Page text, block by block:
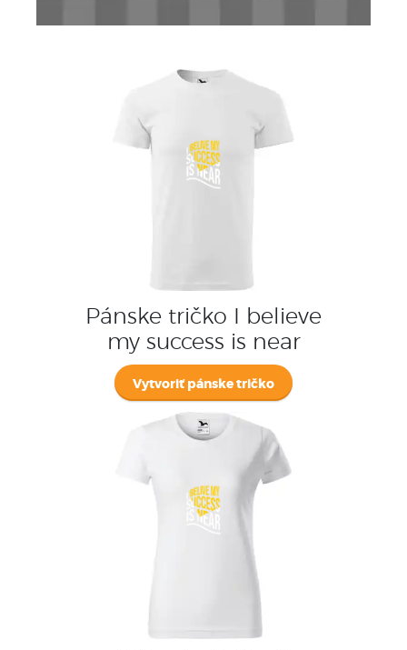
Pánske tričko I believe
my success is near
Vytvoriť pánske tričko